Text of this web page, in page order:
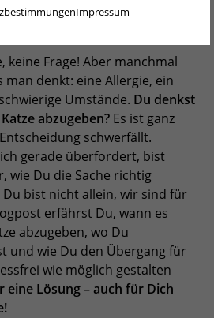
keine Frage! Aber manchmal
man denkt: eine Allergie, ein
Umstände. Du denkst
abzugeben? Es ist ganz
schwerfällt.
gerade überfordert, bist
wie Du die Sache richtig
bist nicht allein, wir sind für
erfährst Du, wann es
abzugeben, wo Du
und wie Du den Übergang für
wie möglich gestalten
eine Lösung – auch für Dich
Impressum